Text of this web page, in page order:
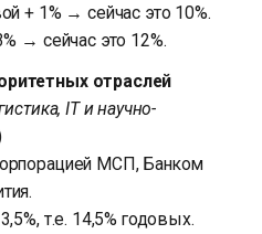
+ 1% → сейчас это 10%.
→ сейчас это 12%.
отраслей
IT и научно-
МСП, Банком
т.е. 14,5% годовых.